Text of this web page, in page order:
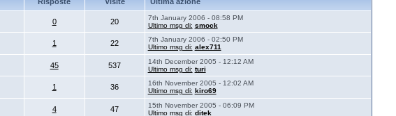
0 20
7th January 2006 - 08:58 PM
Ultimo msg di: smock
1 22
7th January 2006 - 02:50 PM
Ultimo msg di: alex711
45 537
14th December 2005 - 12:12 AM
Ultimo msg di: turi
1 36
16th November 2005 - 12:02 AM
Ultimo msg di: kiro69
4 47
15th November 2005 - 06:09 PM
Ultimo msg di: ditek